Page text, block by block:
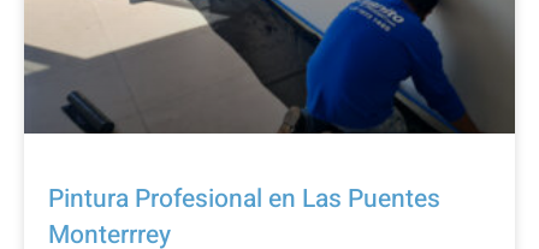
Pintura Profesional en Las Puentes
Monterrrey